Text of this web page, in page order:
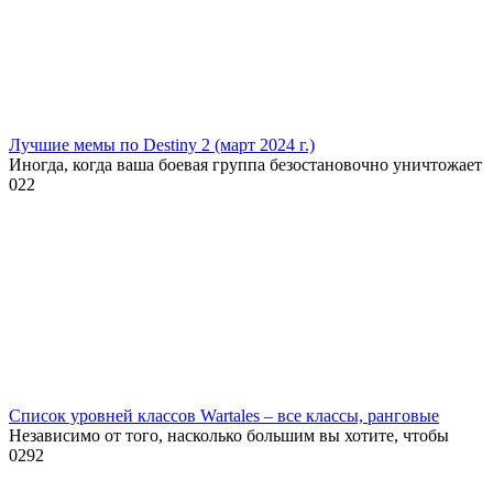
Лучшие мемы по Destiny 2 (март 2024 г.)
Иногда, когда ваша боевая группа безостановочно уничтожает
022
Список уровней классов Wartales – все классы, ранговые
Независимо от того, насколько большим вы хотите, чтобы
0292